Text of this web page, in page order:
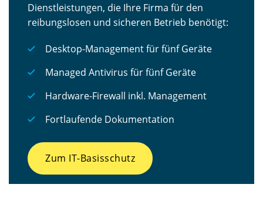
Dienstleistungen, die Ihre Firma für den
reibungslosen und sicheren Betrieb benötigt:
Desktop-Management für fünf Geräte
Managed Antivirus für fünf Geräte
Hardware-Firewall inkl. Management
Fortlaufende Dokumentation
Zum IT-Basisschutz